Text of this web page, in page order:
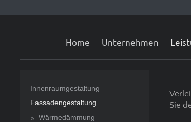
Home Unternehmen
Sie
Innenraumgestaltung
Fassadengestaltung
Wärmedämmung